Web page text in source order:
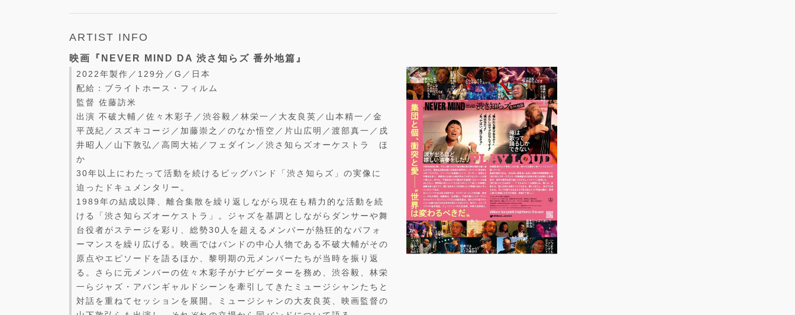
ARTIST INFO
映画『NEVER MIND DA 渋さ知らズ 番外地篇』
2022年製作／129分／G／日本
配給：ブライトホース・フィルム
監督 佐藤訪米
出演 不破大輔／佐々木彩子／渋谷毅／林栄一／大友良英／山本精一／金
平茂紀／スズキコージ／加藤崇之／のなか悟空／片山広明／渡部真一／戌
井昭人／山下敦弘／高岡大祐／フェダイン／渋さ知らズオーケストラ ほ
か
30年以上にわたって活動を続けるビッグバンド「渋さ知らズ」の実像に
迫ったドキュメンタリー。
1989年の結成以降、離合集散を繰り返しながら現在も精力的な活動を続
ける「渋さ知らズオーケストラ」。ジャズを基調としながらダンサーや舞
台役者がステージを彩り、総勢30人を超えるメンバーが熱狂的なパフォ
ーマンスを繰り広げる。映画ではバンドの中心人物である不破大輔がその
原点やエピソードを語るほか、黎明期の元メンバーたちが当時を振り返
る。さらに元メンバーの佐々木彩子がナビゲーターを務め、渋谷毅、林栄
一らジャズ・アバンギャルドシーンを牽引してきたミュージシャンたちと
対話を重ねてセッションを展開。ミュージシャンの大友良英、映画監督の